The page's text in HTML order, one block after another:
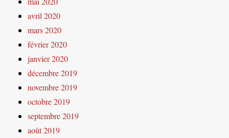
avril 2020
mars 2020
février 2020
janvier 2020
décembre 2019
novembre 2019
octobre 2019
septembre 2019
août 2019